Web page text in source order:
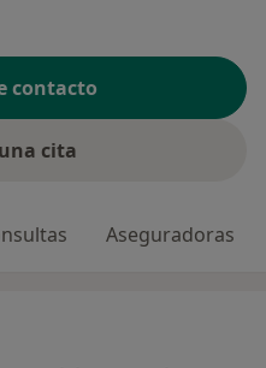
contacto
cita
Aseguradoras